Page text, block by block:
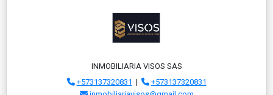
INMOBILIARIA VISOS SAS
+573137320831 |
+573137320831